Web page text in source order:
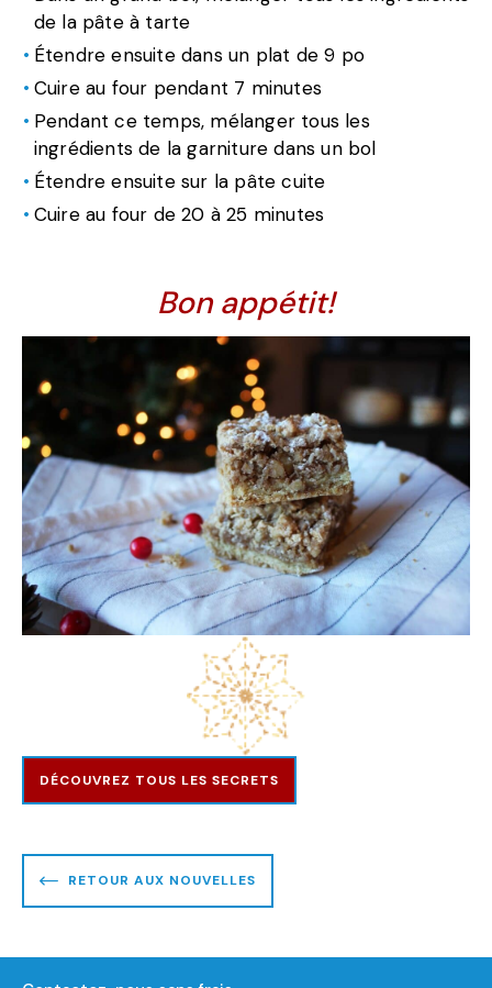
de la pâte à tarte
Étendre ensuite dans un plat de 9 po
Cuire au four pendant 7 minutes
Pendant ce temps, mélanger tous les
ingrédients de la garniture dans un bol
Étendre ensuite sur la pâte cuite
Cuire au four de 20 à 25 minutes
Bon appétit!
DÉCOUVREZ TOUS LES SECRETS
RETOUR AUX NOUVELLES